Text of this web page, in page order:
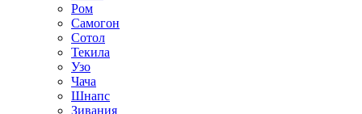
Ром
Самогон
Сотол
Текила
Узо
Чача
Шнапс
Зивания